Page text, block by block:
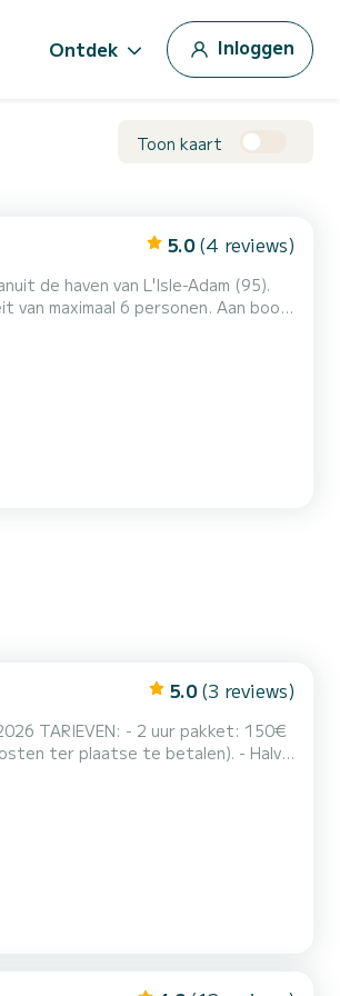
Ontdek Inloggen
Toon kaart
5.0 (4 reviews)
de haven van L'Isle-Adam (95).
6 personen. Aan boord
5.0 (3 reviews)
150€
ter plaatse te betalen). - Halve
bezit bent van een vaarbewij...